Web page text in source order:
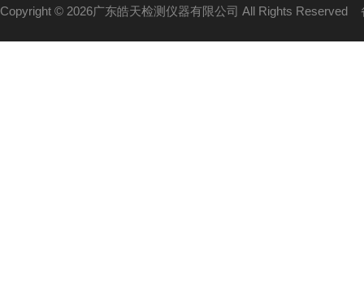
Copyright © 2026广东皓天检测仪器有限公司 All Rights Reserved